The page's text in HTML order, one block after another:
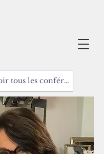
Voir tous les conférenciers